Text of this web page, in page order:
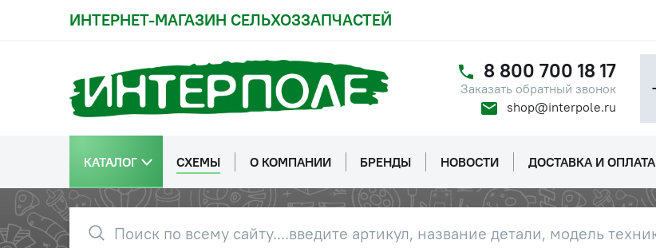
ИНТЕРНЕТ-МАГАЗИН СЕЛЬХОЗЗАПЧАСТЕЙ
8 800 700 18 17
Заказать обратный звонок
shop@interpole.ru
КАТАЛОГ СХЕМЫ О КОМПАНИИ БРЕНДЫ НОВОСТИ ДОСТАВКА И ОПЛАТА